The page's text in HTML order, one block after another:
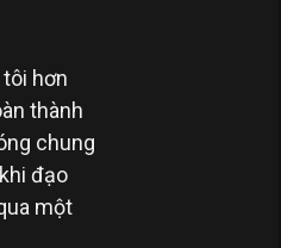
hơn
thành
chung
đạo
một